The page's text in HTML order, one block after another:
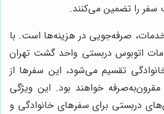
سفر را تضمین می‌کنند.
صرفه‌جویی در هزینه‌ها است. با
اتوبوس دربستی واحد گشت تهران
تقسیم می‌شود، این سفرها از
خواهند بود. این ویژگی
دربستی برای سفرهای خانوادگی و